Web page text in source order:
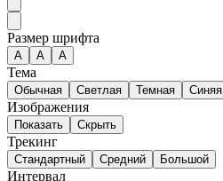
Размер шрифта
А A A
Тема
Обычная Светлая Темная Синяя
Изображения
Показать Скрыть
Трекинг
Стандартный Средний Большой
Интервал